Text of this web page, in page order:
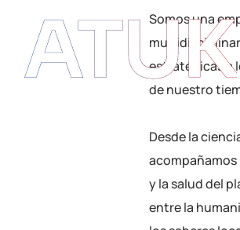
Somos una
estratégicas a
de nuestro
Desde la
y la salud del
entre la
ATUK